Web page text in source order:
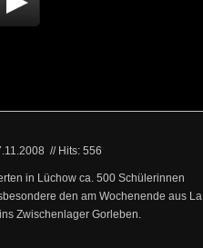
// Hits: 556
in Lüchow ca. 500 Schülerinnen
den am Wochenende aus La
Zwischenlager Gorleben.